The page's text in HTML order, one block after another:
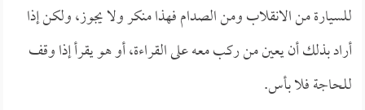
للسيارة من الانقلاب ومن الصدام فهذا منكر ولا يجوز، ولكن إذا
أراد بذلك أن يعين من ركب معه على القراءة، أو هو يقرأ إذا وقف
للحاجة فلا بأس.